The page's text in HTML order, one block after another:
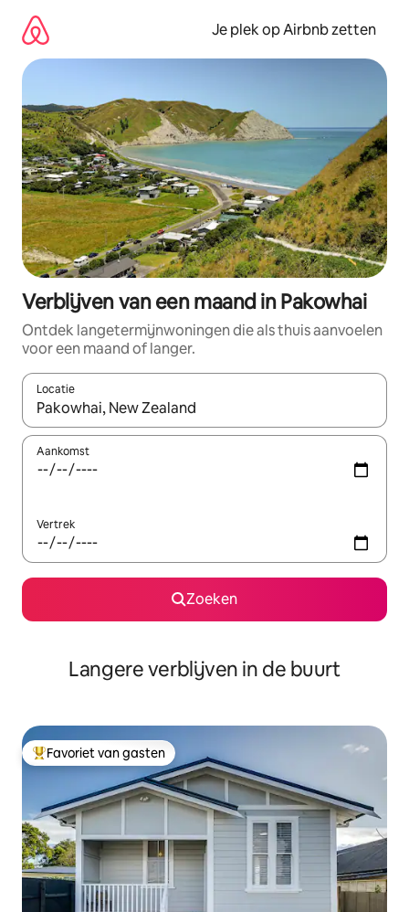
direct
naar
inhoud
Je plek op Airbnb zetten
Verblijven van een maand in Pakowhai
Ontdek langetermijnwoningen die als thuis aanvoelen
voor een maand of langer.
Locatie
Wanneer er resultaten beschikbaar zijn, maak je een keuze
Aankomst
Vertrek
Zoeken
Langere verblijven in de buurt
Topfavoriet van gasten
Favoriet van gasten